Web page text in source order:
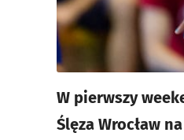
W pierwszy
Ślęza Wrocław